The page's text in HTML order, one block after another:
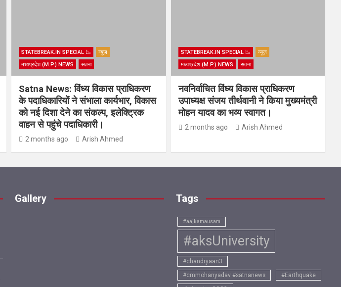
STATEBREAK.IN SPECIAL 📉
न्यूज़
मध्यप्रदेश (M.P.) NEWS
सतना
Satna News: विंध्य विकास प्राधिकरण
के पदाधिकारियों ने संभाला कार्यभार, विकास
को नई दिशा देने का संकल्प, इलेक्ट्रिक
वाहन से पहुंचे पदाधिकारी।
2 months ago Arish Ahmed
STATEBREAK.IN SPECIAL 📉
न्यूज़
मध्यप्रदेश (M.P.) NEWS
सतना
नवनिर्वाचित विंध्य विकास प्राधिकरण
उपाध्यक्ष संजय तीर्थवानी ने किया मुख्यमंत्री
मोहन यादव का भव्य स्वागत।
2 months ago Arish Ahmed
Gallery Tags
#aajkamausam
#aksUniversity
#chandryaan3
#cmmohanyadav #satnanews
#Earthquake